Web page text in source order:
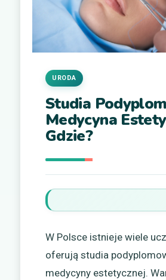
Studia
Medycyna
Gdzie?
URODA
W Polsce istnieje wiele
oferują studia
medycyny estetycznej.